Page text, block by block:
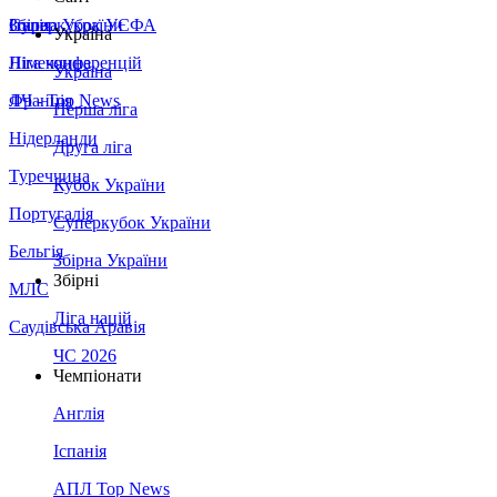
Збірна України
Італія
Німеччина
Франція
Нідерланди
Туреччина
Португалія
Бельгія
МЛС
Саудівська Аравія
Суперкубок УЄФА
Ліга конференцій
ЛЧ - Top News
Україна
Україна
Перша ліга
Друга ліга
Кубок України
Суперкубок України
Збірна України
Збірні
Ліга націй
ЧС 2026
Чемпіонати
Англія
Іспанія
АПЛ Top News